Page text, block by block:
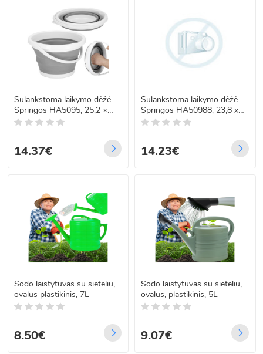
Sulankstoma laikymo dėžė
Springos HA5095, 25,2 ×
18,8 × 15,5 cm, 5 l
14.37€
Sulankstoma laikymo dėžė
Springos HA50988, 23,8 x
19 x 14 cm, 5 l
14.23€
Sodo laistytuvas su sieteliu,
ovalus plastikinis, 7L
8.50€
Sodo laistytuvas su sieteliu,
ovalus, plastikinis, 5L
9.07€